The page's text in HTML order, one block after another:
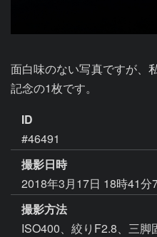
面白味のない写真ですが、
記念の1枚です。
ID
#46491
撮影日時
2018年3月17日 18時41分
撮影方法
ISO400、絞りF2.8、三脚